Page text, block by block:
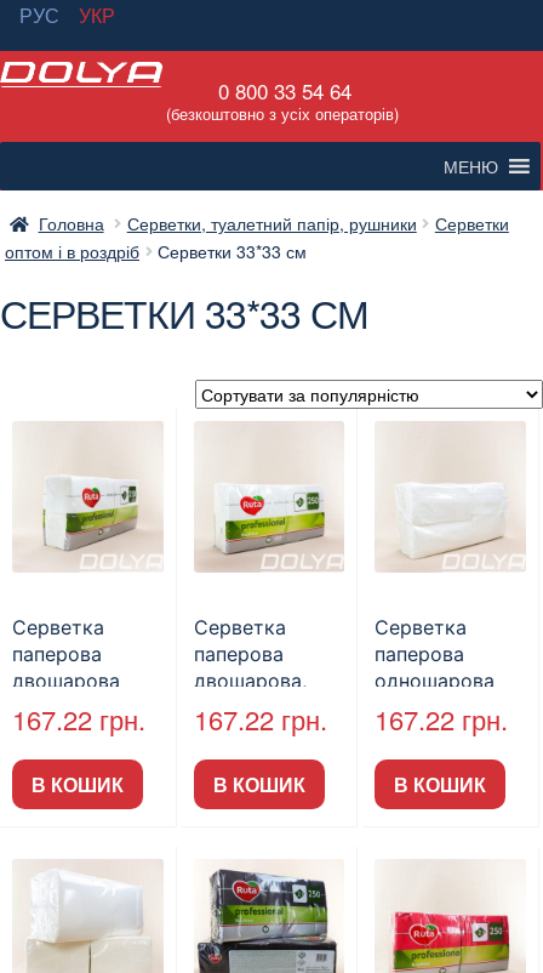
РУС
УКР
Перейти
навігації
Перейти
вмісту
0 800 33 54 64
(безкоштовно з усіх операторів)
МЕНЮ
Головна Серветки, туалетний папір, рушники
Серветки
оптом і в роздріб
Серветки 33*33 см
СЕРВЕТКИ 33*33 СМ
Серветка
паперова
двошарова
целюлозна,
Ruta, 1/8, біла,
250л.
167.22 грн.
В КОШИК
Серветка
паперова
двошарова,
Ruta, біла,
33х33 см,
250л.
167.22 грн.
В КОШИК
Серветка
паперова
одношарова
Ruta 1/8, біла,
33х33 см,
500л.
167.22 грн.
В КОШИК